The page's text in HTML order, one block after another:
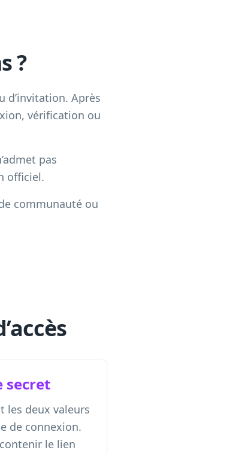
?
d’invitation. Après
vérification ou
pas
officiel.
communauté ou
secret
les deux valeurs
de connexion.
le lien